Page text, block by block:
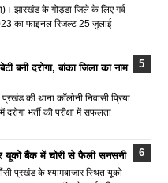
झारखंड के गोड्डा जिले के लिए गर्व
का फाइनल रिजल्ट 25 जुलाई
बनी दरोगा, बांका जिला का नाम
प्रखंड की थाना कॉलोनी निवासी प्रिया
भर्ती की परीक्षा में सफलता
यूको बैंक में चोरी से फैली सनसनी
प्रखंड के श्यामबाजार स्थित यूको